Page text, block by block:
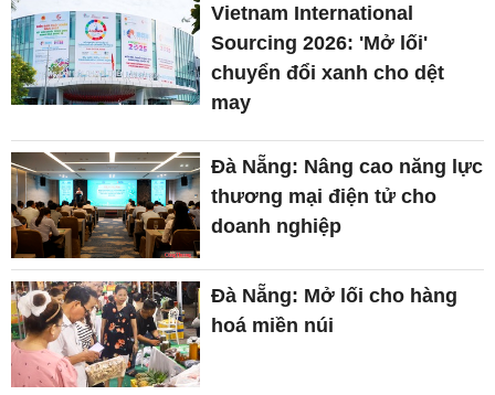
Vietnam International
Sourcing 2026: 'Mở lối'
chuyển đổi xanh cho dệt
may
Đà Nẵng: Nâng cao năng lực
thương mại điện tử cho
doanh nghiệp
Đà Nẵng: Mở lối cho hàng
hoá miền núi